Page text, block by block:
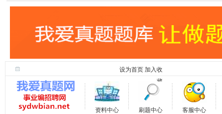
设为首页 加入收
藏
资料中心 刷题中心 客服中心